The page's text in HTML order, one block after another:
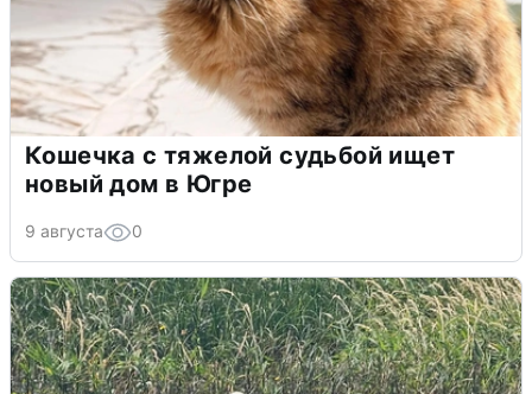
Кошечка с тяжелой судьбой ищет
новый дом в Югре
9 августа 0